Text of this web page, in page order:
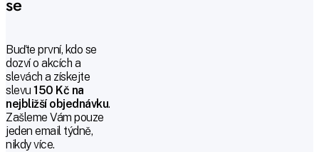
Buďte první, kdo se
dozví o akcích a
slevách a získejte
slevu150 Kč na
nejbližší objednávku.
Zašleme Vám pouze
jeden email týdně,
nikdy více.